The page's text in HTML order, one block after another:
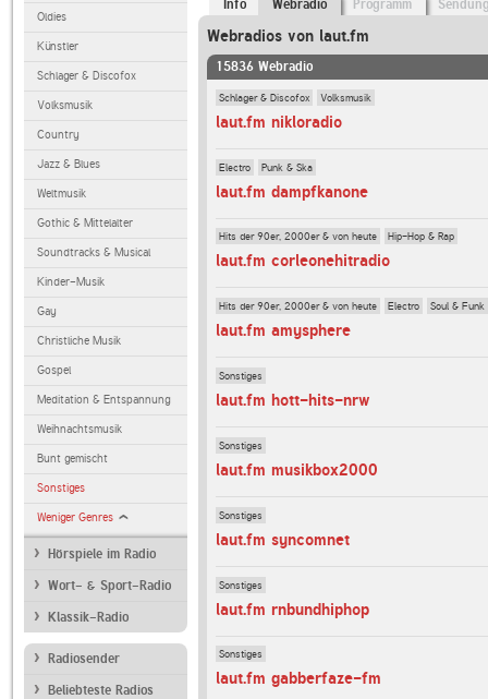
Oldies
Künstler
Schlager & Discofox
Volksmusik
Country
Jazz & Blues
Weltmusik
Gothic & Mittelalter
Soundtracks & Musical
Kinder-Musik
Gay
Christliche Musik
Gospel
Meditation & Entspannung
Weihnachtsmusik
Bunt gemischt
Sonstiges
Weniger Genres
Hörspiele im Radio
Wort- & Sport-Radio
Klassik-Radio
Radiosender
Beliebteste Radios
Info Webradio Programm
Webradios von laut.fm
15836 Webradio
Schlager & Discofox Volksmusik
laut.fm nikloradio
Electro Punk & Ska
laut.fm dampfkanone
Hits der 90er, 2000er & von heute Hip-Hop & Rap
laut.fm corleonehitradio
Hits der 90er, 2000er & von heute Electro Soul & Funk
laut.fm amysphere
Sonstiges
laut.fm hott-hits-nrw
Sonstiges
laut.fm musikbox2000
Sonstiges
laut.fm syncomnet
Sonstiges
laut.fm rnbundhiphop
Sonstiges
laut.fm gabberfaze-fm